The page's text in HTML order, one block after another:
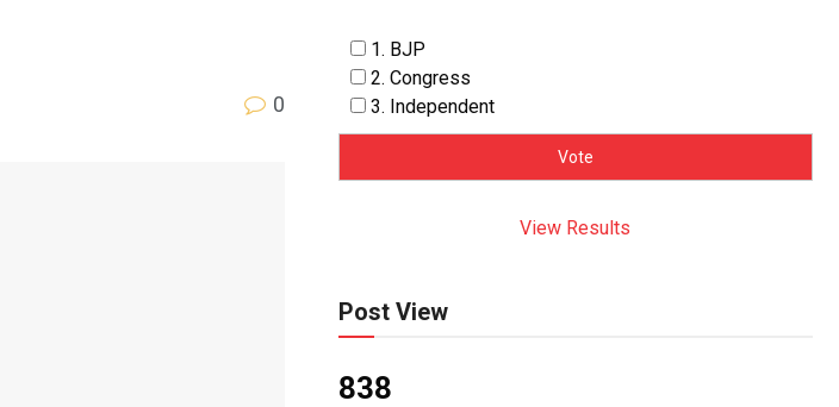
0
1. BJP
2. Congress
3. Independent
View Results
Post View
838